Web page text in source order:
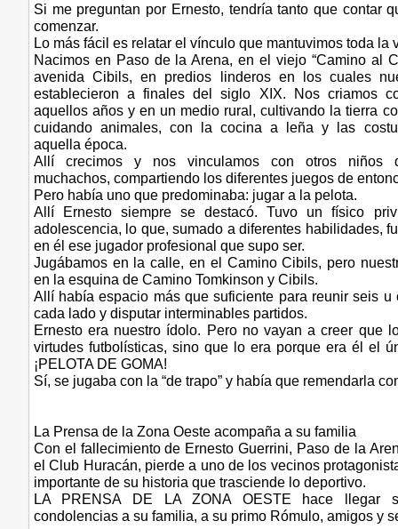
Si me preguntan por Ernesto, tendría tanto que contar
comenzar.
Lo más fácil es relatar el vínculo que mantuvimos toda la
Nacimos en Paso de la Arena, en el viejo “Camino al
avenida Cibils, en predios linderos en los cuales
establecieron a finales del siglo XIX. Nos criamos
aquellos años y en un medio rural, cultivando la tierra
cuidando animales, con la cocina a leña y las
aquella época.
Allí crecimos y nos vinculamos con otros niños
muchachos, compartiendo los diferentes juegos de
Pero había uno que predominaba: jugar a la pelota.
Allí Ernesto siempre se destacó. Tuvo un físico
adolescencia, lo que, sumado a diferentes habilidades,
en él ese jugador profesional que supo ser.
Jugábamos en la calle, en el Camino Cibils, pero
en la esquina de Camino Tomkinson y Cibils.
Allí había espacio más que suficiente para reunir seis u
cada lado y disputar interminables partidos.
Ernesto era nuestro ídolo. Pero no vayan a creer que
virtudes futbolísticas, sino que lo era porque era él el
¡PELOTA DE GOMA!
Sí, se jugaba con la “de trapo” y había que remendarla
La Prensa de la Zona Oeste acompaña a su familia
Con el fallecimiento de Ernesto Guerrini, Paso de la
el Club Huracán, pierde a uno de los vecinos
importante de su historia que trasciende lo deportivo.
LA PRENSA DE LA ZONA OESTE hace llegar
condolencias a su familia, a su primo Rómulo, amigos y